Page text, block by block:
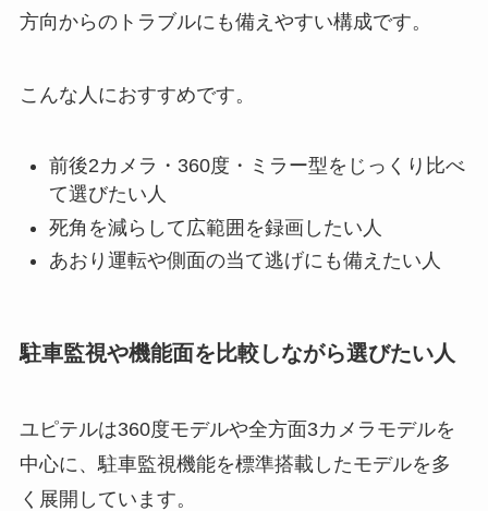
方向からのトラブルにも備えやすい構成です。
こんな人におすすめです。
前後2カメラ・360度・ミラー型をじっくり比べ
て選びたい人
死角を減らして広範囲を録画したい人
あおり運転や側面の当て逃げにも備えたい人
駐車監視や機能面を比較しながら選びたい人
ユピテルは360度モデルや全方面3カメラモデルを
中心に、駐車監視機能を標準搭載したモデルを多
く展開しています。